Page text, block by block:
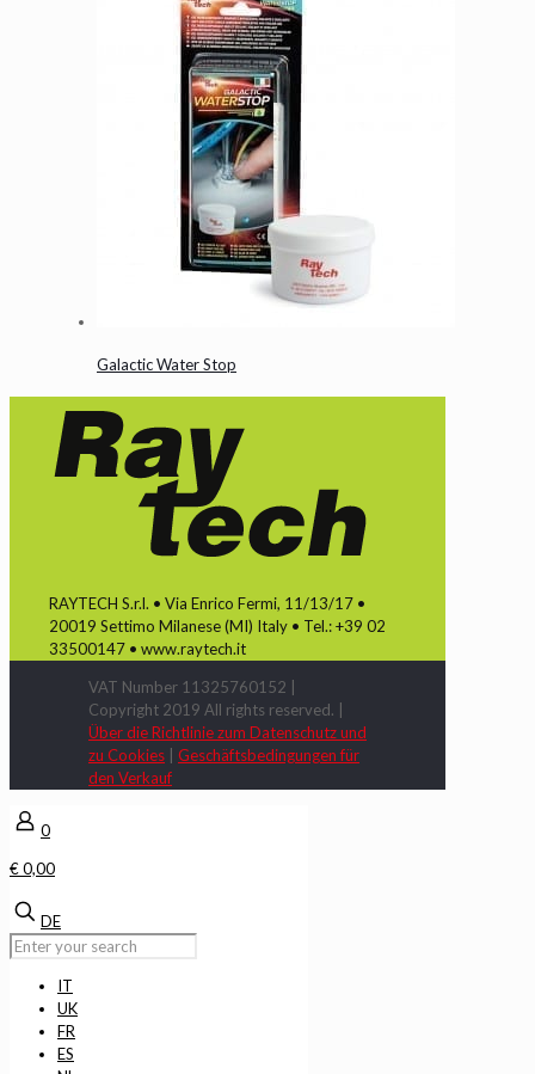
Galactic Water Stop
RAYTECH S.r.l. • Via Enrico Fermi, 11/13/17 •
20019 Settimo Milanese (MI) Italy • Tel.: +39 02
33500147 • www.raytech.it
VAT Number 11325760152 |
Copyright 2019 All rights reserved. |
Über die Richtlinie zum Datenschutz und
zu Cookies
Geschäftsbedingungen für
den Verkauf
0
€ 0,00
DE
IT
UK
FR
ES